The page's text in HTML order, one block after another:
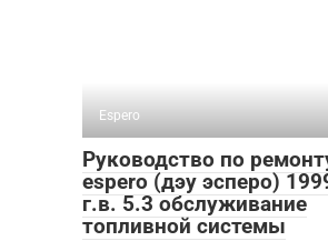
Espero
Руководство по
espero (дэу эсперо)
г.в. 5.3 обслуживание
топливной системы